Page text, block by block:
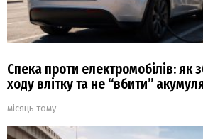
Спека проти електромобілів: як
ходу влітку та не “вбити”
місяць тому